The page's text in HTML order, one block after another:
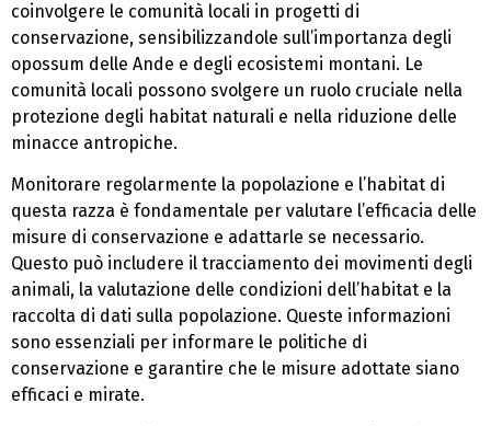
coinvolgere le comunità locali in progetti di
conservazione, sensibilizzandole sull’importanza degli
opossum delle Ande e degli ecosistemi montani. Le
comunità locali possono svolgere un ruolo cruciale nella
protezione degli habitat naturali e nella riduzione delle
minacce antropiche.
Monitorare regolarmente la popolazione e l’habitat di
questa razza è fondamentale per valutare l’efficacia delle
misure di conservazione e adattarle se necessario.
Questo può includere il tracciamento dei movimenti degli
animali, la valutazione delle condizioni dell’habitat e la
raccolta di dati sulla popolazione. Queste informazioni
sono essenziali per informare le politiche di
conservazione e garantire che le misure adottate siano
efficaci e mirate.